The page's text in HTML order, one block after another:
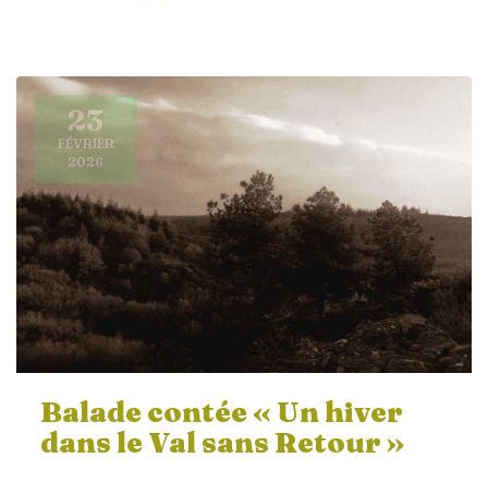
23
FÉVRIER
2026
Balade contée « Un hiver
dans le Val sans Retour »